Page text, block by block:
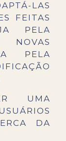
LAS
FEITAS
PELA
NOVAS
PELA
UMA
DA